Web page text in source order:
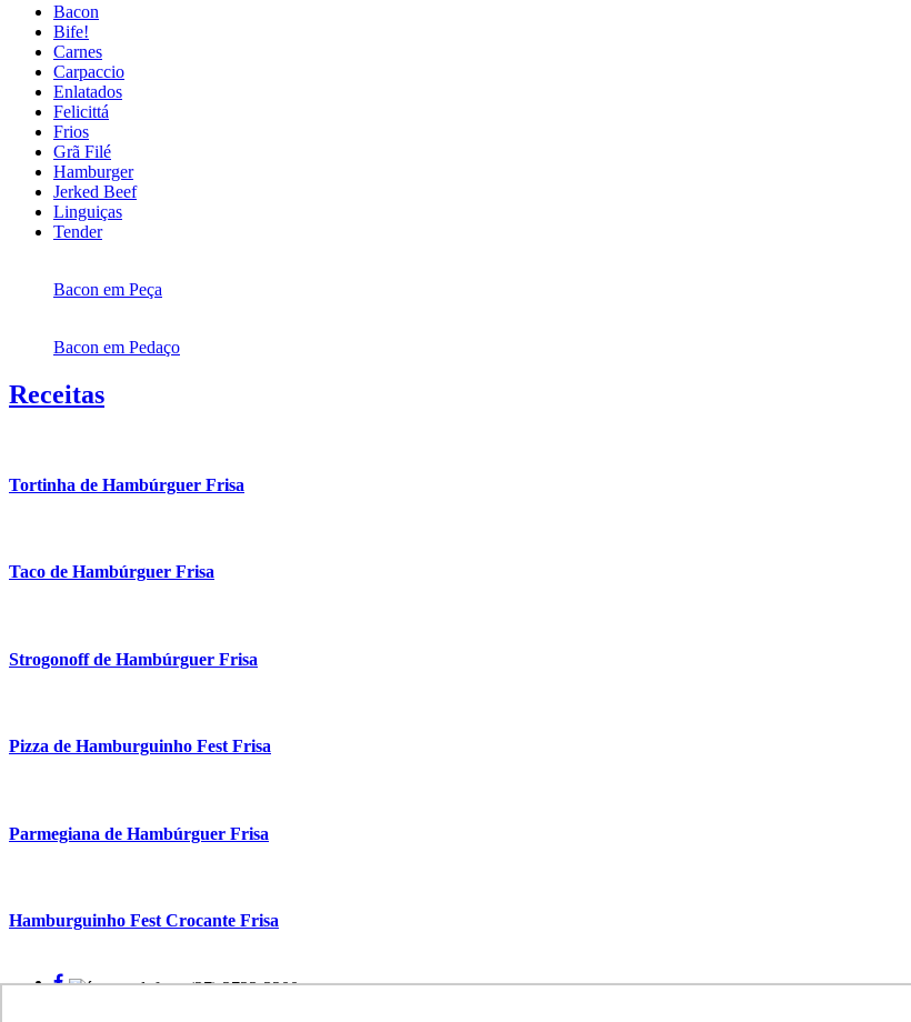
Bacon
Bife!
Carnes
Carpaccio
Enlatados
Felicittá
Frios
Grã Filé
Hamburger
Jerked Beef
Linguiças
Tender
Bacon em Peça
Bacon em Pedaço
Receitas
Tortinha de Hambúrguer Frisa
Taco de Hambúrguer Frisa
Strogonoff de Hambúrguer Frisa
Pizza de Hamburguinho Fest Frisa
Parmegiana de Hambúrguer Frisa
Hamburguinho Fest Crocante Frisa
(27) 3723-3200